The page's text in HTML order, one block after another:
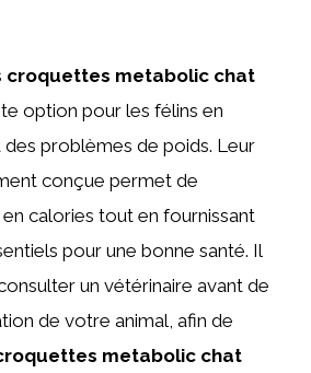
croquettes metabolic chat
option pour les félins en
problèmes de poids. Leur
conçue permet de
calories tout en fournissant
pour une bonne santé. Il
un vétérinaire avant de
de votre animal, afin de
metabolic chat